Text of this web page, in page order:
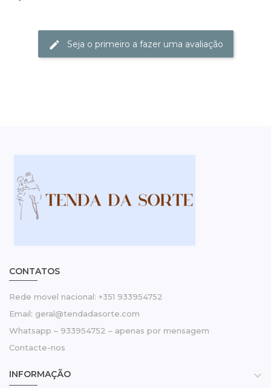
Seja o primeiro a fazer uma avaliação
CONTATOS
Rede movel nacional: +351 933954752
Email: geral@tendadasorte.com
Whatsapp – 933954752 – apenas por mensagem
Contacte-nos
INFORMAÇÃO 